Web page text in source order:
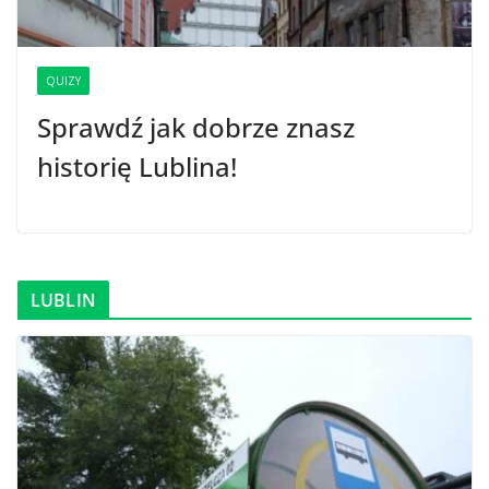
QUIZY
Sprawdź jak dobrze znasz
historię Lublina!
LUBLIN